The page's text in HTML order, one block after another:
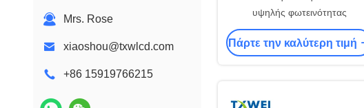
Mrs. Rose
xiaoshou@txwlcd.com
+86 15919766215
υψηλής φωτεινότητας
Πάρτε την καλύτερη τιμή